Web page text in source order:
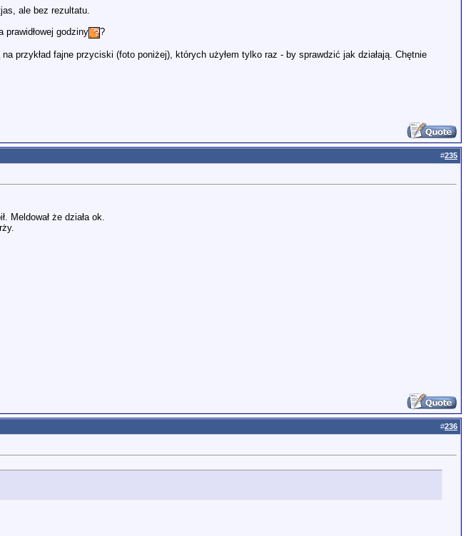
ale bez rezultatu.
godziny
?
przykład fajne przyciski (foto poniżej), których użyłem tylko raz - by sprawdzić jak działają. Chętnie
#235
że działa ok.
#236